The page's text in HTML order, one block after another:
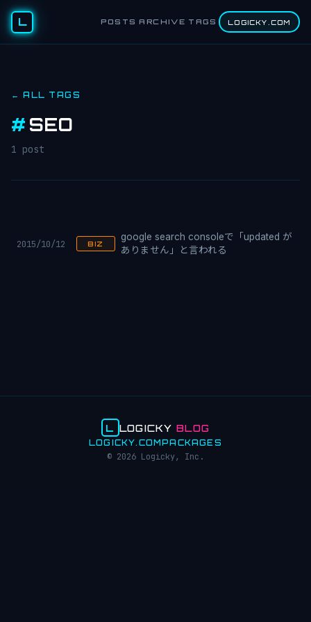
L POSTS ARCHIVE TAGS LOGICKY.COM
← ALL TAGS
# SEO
1 post
2015/10/12 BIZ
google search consoleで「updated が
ありません」と言われる
L LOGICKYBLOG
LOGICKY.COM PACKAGES
© 2026 Logicky, Inc.